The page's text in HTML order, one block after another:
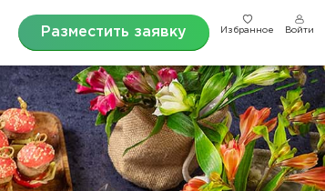
Разместить заявку Избранное Войти